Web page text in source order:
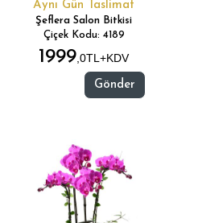
Aynı Gün Taslimat
Şeflera Salon Bitkisi
Çiçek Kodu: 4189
1999,0TL+KDV
Gönder